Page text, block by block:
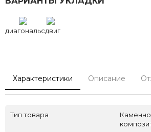
диагональсдвиг
Характеристики Описание
Тип товара